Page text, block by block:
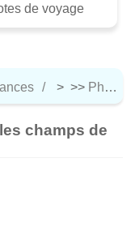
de voyage
> >> Photographie Panoramique
champs de